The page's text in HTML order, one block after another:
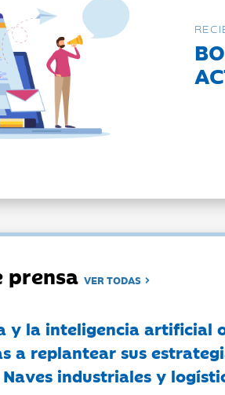
prensaVER TODAS
y la inteligencia artificial
a replantear sus
industriales y